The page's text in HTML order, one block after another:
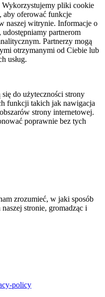
pliki cookie
aby oferować funkcje
naszej witrynie. Informacje o
partnerom
Partnerzy mogą
otrzymanymi od Ciebie lub
usług.
do użyteczności strony
funkcji takich jak nawigacja
strony internetowej.
poprawnie bez tych
zrozumieć, w jaki sposób
stronie, gromadząc i
policy